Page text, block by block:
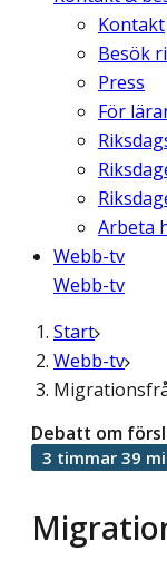
Kontakt
Besök
Press
För
Arbeta
Webb-tv
Webb-tv
Start
Webb-tv
Debatt om
3 timmar 39